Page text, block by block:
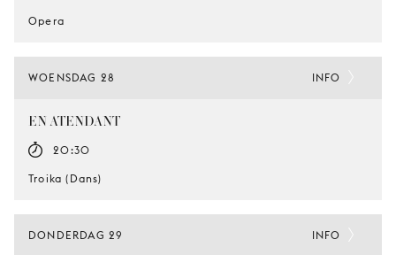
Opera
WOENSDAG 28
EN ATENDANT
20:30
Troika (Dans)
INFO
DONDERDAG 29 INFO